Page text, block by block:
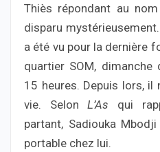
Thiès répondant au
disparu
a été vu pour la dernière
quartier SOM,
15 heures. Depuis lors, il
vie. SelonL’As qui
partant, Sadiouka
portable chez lui.